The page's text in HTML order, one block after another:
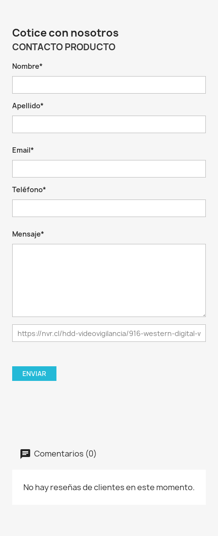
Cotice con nosotros
CONTACTO PRODUCTO
Nombre*
Apellido*
Email*
Teléfono*
Mensaje*
Comentarios (0)
No hay reseñas de clientes en este momento.